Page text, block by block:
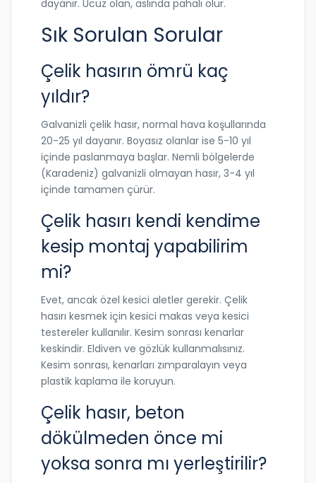
dayanır. Ucuz olan, aslında pahalı olur.
Sık Sorulan Sorular
Çelik hasırın ömrü kaç
yıldır?
Galvanizli çelik hasır, normal hava koşullarında
20-25 yıl dayanır. Boyasız olanlar ise 5-10 yıl
içinde paslanmaya başlar. Nemli bölgelerde
(Karadeniz) galvanizli olmayan hasır, 3-4 yıl
içinde tamamen çürür.
Çelik hasırı kendi kendime
kesip montaj yapabilirim
mi?
Evet, ancak özel kesici aletler gerekir. Çelik
hasırı kesmek için kesici makas veya kesici
testereler kullanılır. Kesim sonrası kenarlar
keskindir. Eldiven ve gözlük kullanmalısınız.
Kesim sonrası, kenarları zımparalayın veya
plastik kaplama ile koruyun.
Çelik hasır, beton
dökülmeden önce mi
yoksa sonra mı yerleştirilir?